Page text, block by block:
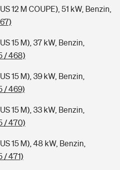
12 M COUPE), 51 kW, Benzin,
15 M), 37 kW, Benzin,
/ 468)
15 M), 39 kW, Benzin,
/ 469)
15 M), 33 kW, Benzin,
/ 470)
15 M), 48 kW, Benzin,
/ 471)